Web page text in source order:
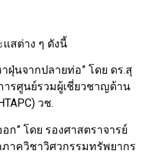
แสต่าง ๆ ดังนี้
าฝุ่นจากปลายท่อ” โดย ดร.สุ
รศูนย์รวมผู้เชี่ยวชาญด้าน
วช.
ก” โดย รองศาสตราจารย์
าควิชาวิศวกรรมทรัพยากร